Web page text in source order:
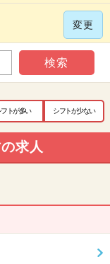
変更
検索
フトが多い シフトが少ない
求人